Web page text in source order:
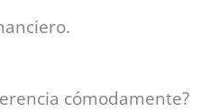
cómodamente?